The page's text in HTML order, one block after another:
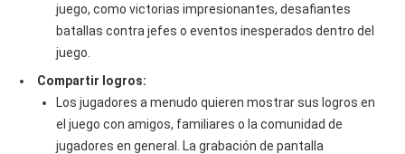
juego, como victorias impresionantes, desafiantes
batallas contra jefes o eventos inesperados dentro del
juego.
Compartir logros:
Los jugadores a menudo quieren mostrar sus logros en
el juego con amigos, familiares o la comunidad de
jugadores en general. La grabación de pantalla